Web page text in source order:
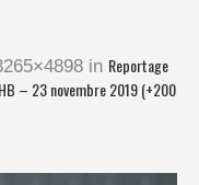
in Reportage
– 23 novembre 2019 (+200